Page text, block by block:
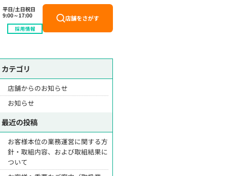
平日/土日祝日
9:00～17:00
採用情報
店舗をさがす
カテゴリ
店舗からのお知らせ
お知らせ
最近の投稿
お客様本位の業務運営に関する方
針・取組内容、および取組結果に
ついて